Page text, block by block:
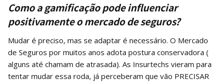
Como a gamificação pode influenciar
positivamente o mercado de seguros?
Mudar é preciso, mas se adaptar é necessário. O Mercado
de Seguros por muitos anos adota postura conservadora (
alguns até chamam de atrasada). As Insurtechs vieram para
tentar mudar essa roda, já perceberam que vão PRECISAR